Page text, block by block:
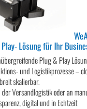
Lösung für Ihr
Plug & Play
und Logistikprozesse –
skalierbar.
Versandlogistik oder an
digital und in Echtzeit